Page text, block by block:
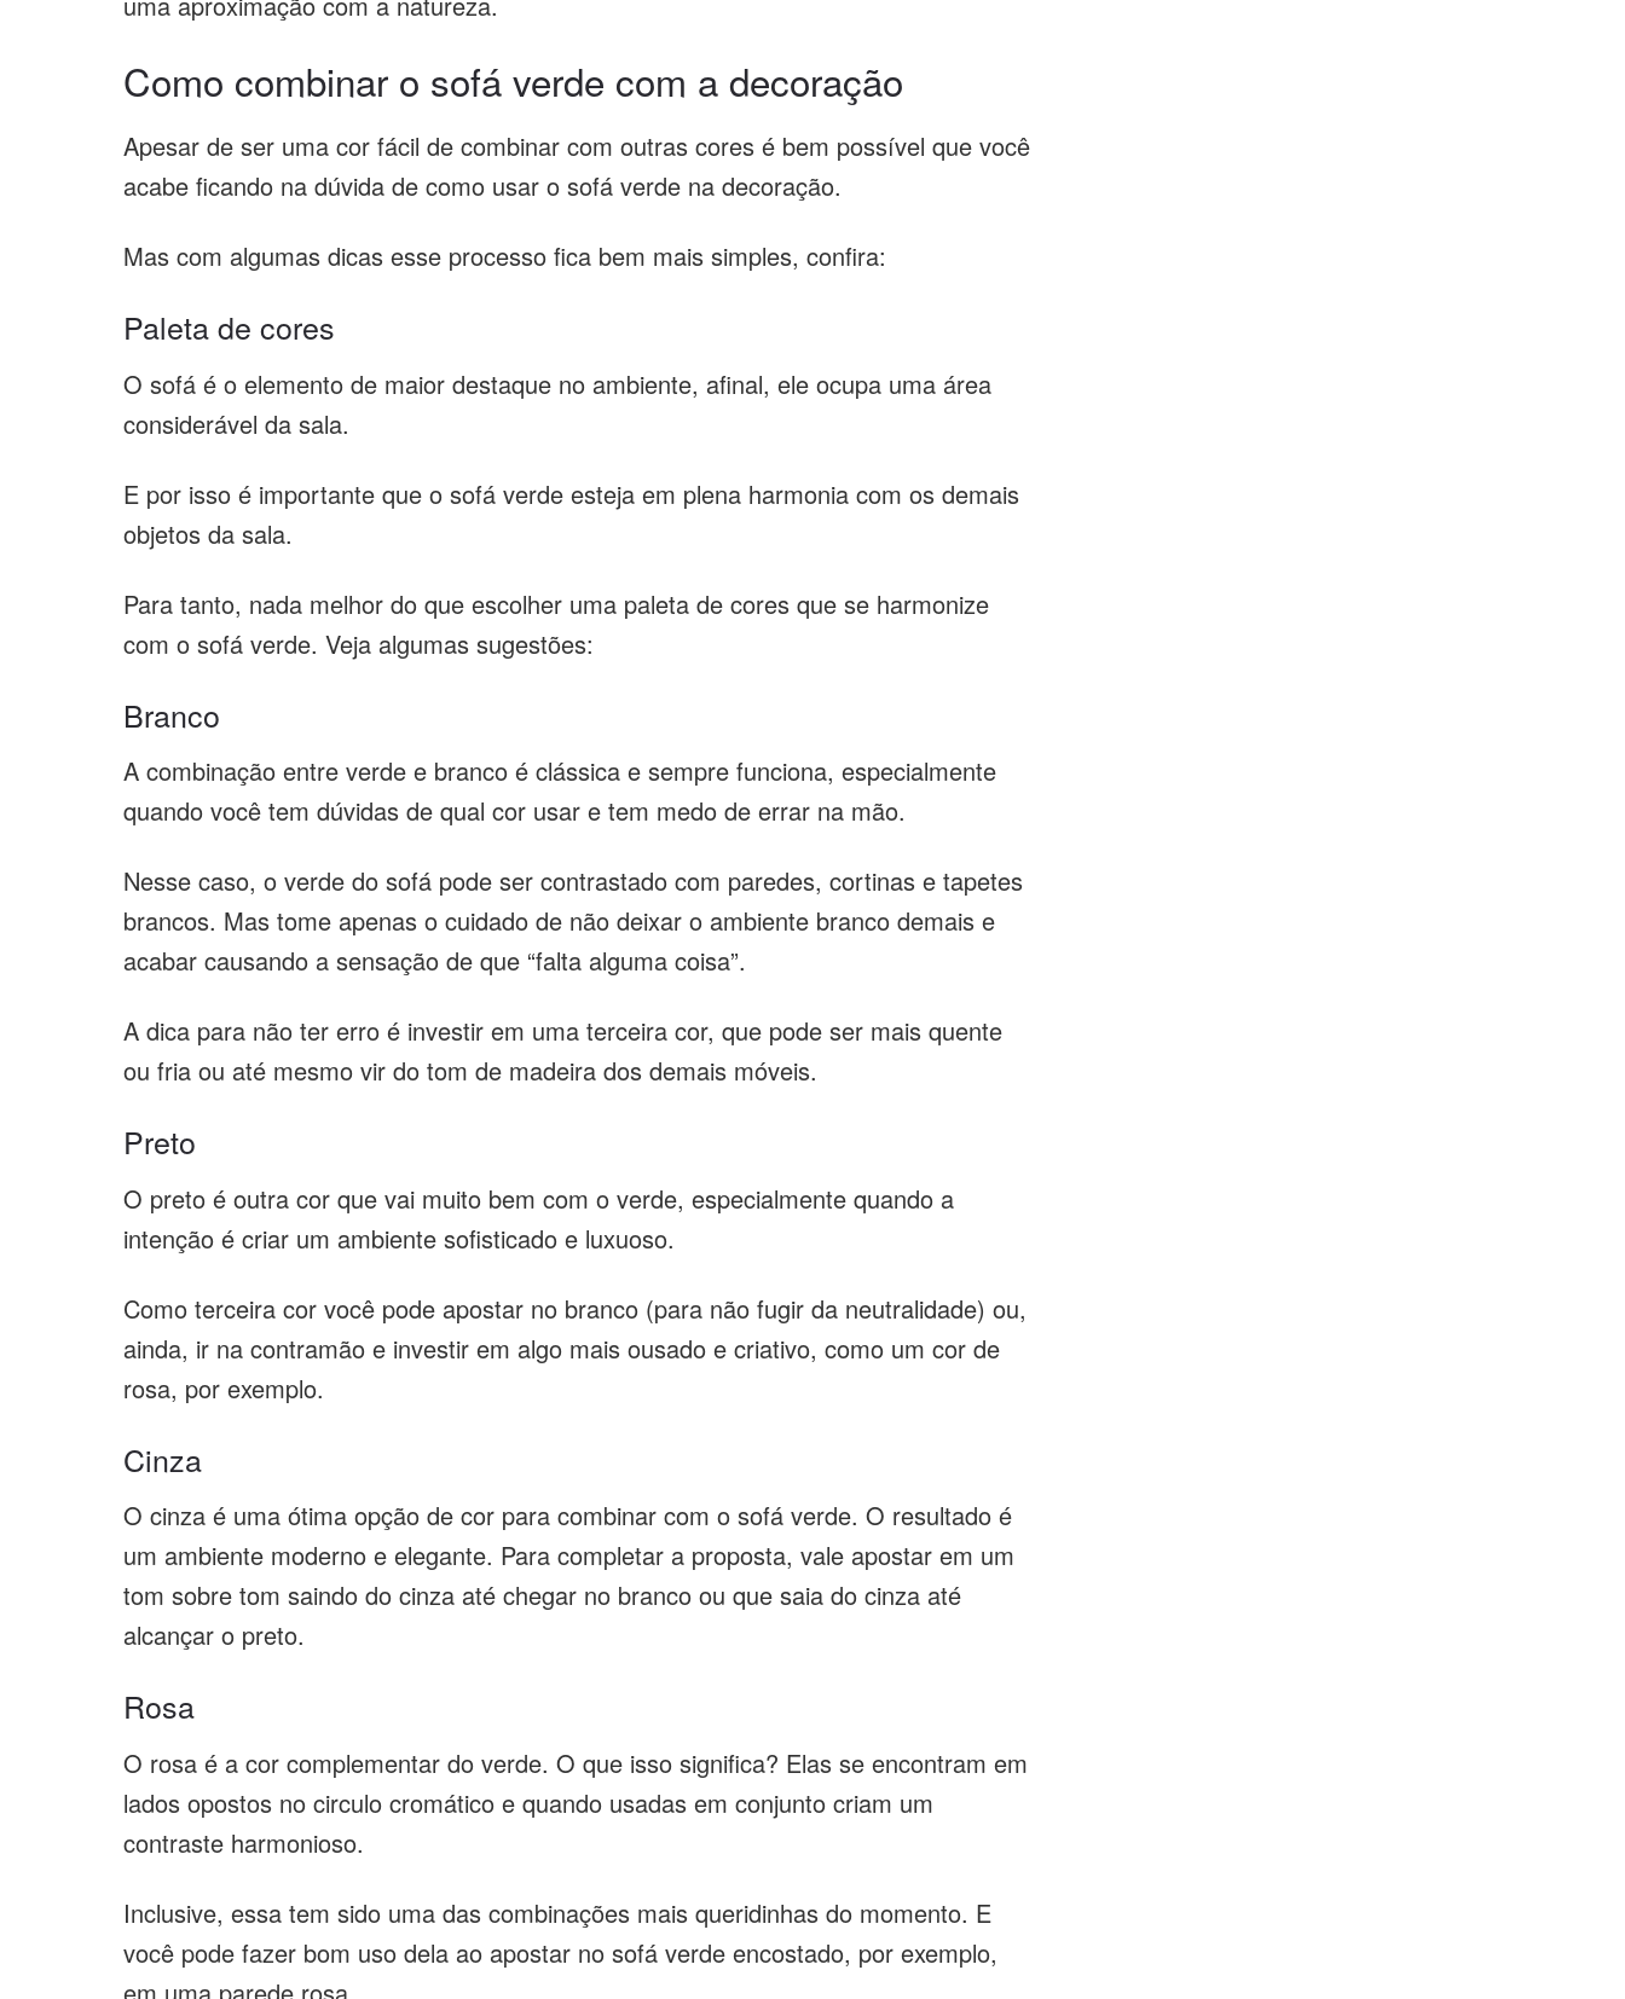
Como combinar o sofá verde com a decoração
Apesar de ser uma cor fácil de combinar com outras cores é bem possível que você
acabe ficando na dúvida de como usar o sofá verde na decoração.
Mas com algumas dicas esse processo fica bem mais simples, confira:
Paleta de cores
O sofá é o elemento de maior destaque no ambiente, afinal, ele ocupa uma área
considerável da sala.
E por isso é importante que o sofá verde esteja em plena harmonia com os demais
objetos da sala.
Para tanto, nada melhor do que escolher uma paleta de cores que se harmonize
com o sofá verde. Veja algumas sugestões:
Branco
A combinação entre verde e branco é clássica e sempre funciona, especialmente
quando você tem dúvidas de qual cor usar e tem medo de errar na mão.
Nesse caso, o verde do sofá pode ser contrastado com paredes, cortinas e tapetes
brancos. Mas tome apenas o cuidado de não deixar o ambiente branco demais e
acabar causando a sensação de que “falta alguma coisa”.
A dica para não ter erro é investir em uma terceira cor, que pode ser mais quente
ou fria ou até mesmo vir do tom de madeira dos demais móveis.
Preto
O preto é outra cor que vai muito bem com o verde, especialmente quando a
intenção é criar um ambiente sofisticado e luxuoso.
Como terceira cor você pode apostar no branco (para não fugir da neutralidade) ou,
ainda, ir na contramão e investir em algo mais ousado e criativo, como um cor de
rosa, por exemplo.
Cinza
O cinza é uma ótima opção de cor para combinar com o sofá verde. O resultado é
um ambiente moderno e elegante. Para completar a proposta, vale apostar em um
tom sobre tom saindo do cinza até chegar no branco ou que saia do cinza até
alcançar o preto.
Rosa
O rosa é a cor complementar do verde. O que isso significa? Elas se encontram em
lados opostos no circulo cromático e quando usadas em conjunto criam um
contraste harmonioso.
Inclusive, essa tem sido uma das combinações mais queridinhas do momento. E
você pode fazer bom uso dela ao apostar no sofá verde encostado, por exemplo,
em uma parede rosa.